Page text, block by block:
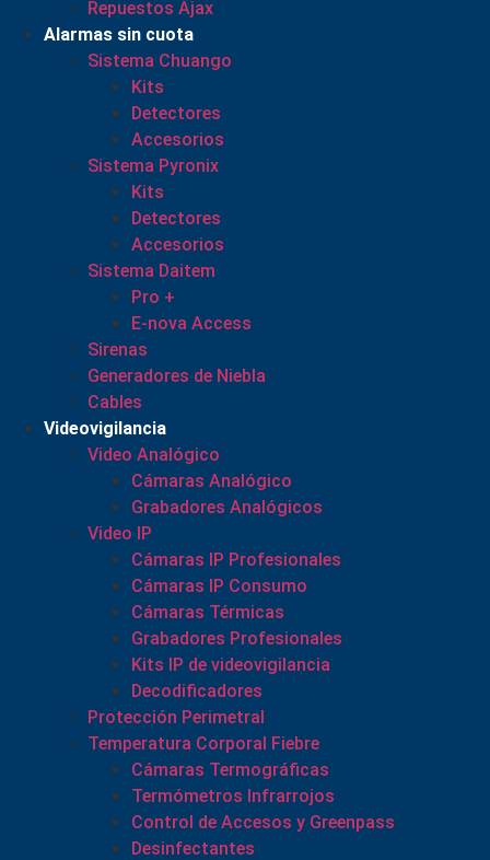
Repuestos Ajax
Alarmas sin cuota
Sistema Chuango
Kits
Detectores
Accesorios
Sistema Pyronix
Kits
Detectores
Accesorios
Sistema Daitem
Pro +
E-nova Access
Sirenas
Generadores de Niebla
Cables
Videovigilancia
Video Analógico
Cámaras Analógico
Grabadores Analógicos
Video IP
Cámaras IP Profesionales
Cámaras IP Consumo
Cámaras Térmicas
Grabadores Profesionales
Kits IP de videovigilancia
Decodificadores
Protección Perimetral
Temperatura Corporal Fiebre
Cámaras Termográficas
Termómetros Infrarrojos
Control de Accesos y Greenpass
Desinfectantes